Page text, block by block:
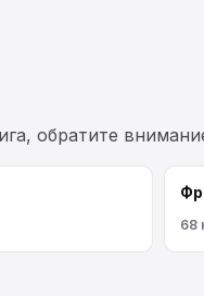
обратите
68